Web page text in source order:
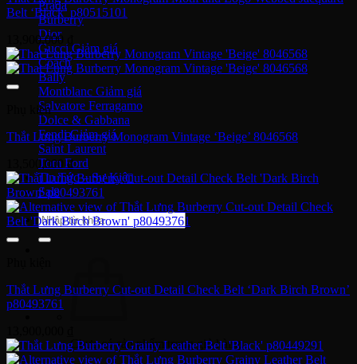
Prada
Burberry
Dior
Gucci
Coach
Bally
Montblanc
Salvatore Ferragamo
Dolce & Gabbana
Fendi
Saint Laurent
Tom Ford
Tin Tức – Sự Kiện
Sale
Tìm
kiếm:
Chưa có sản phẩm trong giỏ hàng.
Belt ‘Black’ p80515101
13,900,000
Phụ kiện
Thắt Lưng Burberry Monogram Vintage ‘Beige’ 8046568
13,500,000₫
Thắt Lưng Burberry Cut-out Detail Check Belt ‘Dark Birch Brown’
p80493761